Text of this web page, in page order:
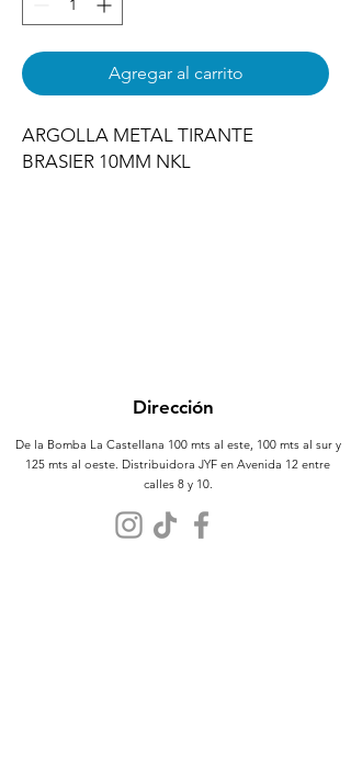
Agregar al carrito
ARGOLLA METAL TIRANTE
BRASIER 10MM NKL
Dirección
De la Bomba La Castellana 100 mts al este, 100 mts al sur y
125 mts al oeste. Distribuidora JYF en Avenida 12 entre
calles 8 y 10.